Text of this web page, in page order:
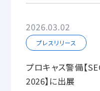
2026.03.02
プレスリリース
プロキャス警備【
2026】に出展